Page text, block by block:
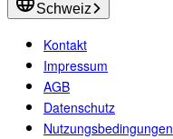
Schweiz
Kontakt
Impressum
AGB
Datenschutz
Nutzungsbedingungen